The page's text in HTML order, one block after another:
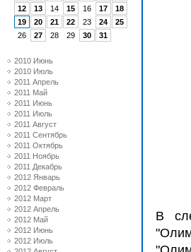
12
13 14 15 16 17
18
19
20 21 22 23 24
25
26
27 28 29 30 31
2010 Июнь
2010 Июль
2011 Апрель
2011 Май
2011 Июнь
2011 Июль
2011 Август
2011 Сентябрь
2011 Октябрь
2011 Ноябрь
2011 Декабрь
2012 Январь
2012 Февраль
2012 Март
2012 Апрель
2012 Май
2012 Июнь
2012 Июль
В